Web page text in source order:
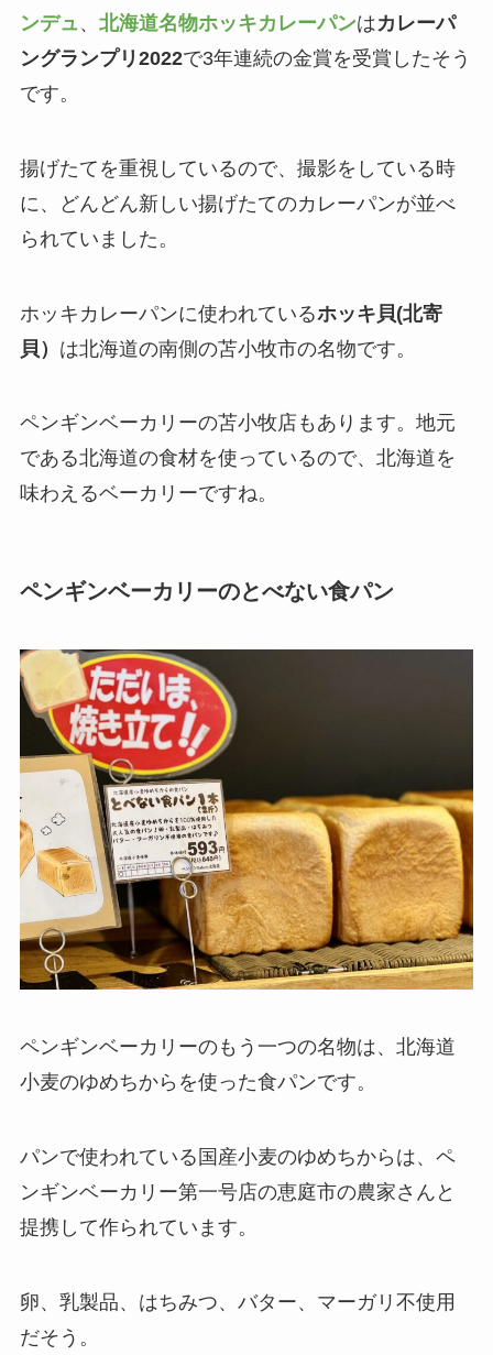
ンデュ 、 北海道名物ホッキカレーパンはカレーパ
ングランプリ2022で3年連続の金賞を受賞したそう
です。
揚げたてを重視しているので、撮影をしている時
に、どんどん新しい揚げたてのカレーパンが並べ
られていました。
ホッキカレーパンに使われているホッキ貝(北寄
貝） は北海道の南側の苫小牧市の名物です。
ペンギンベーカリーの苫小牧店もあります。地元
である北海道の食材を使っているので、北海道を
味わえるベーカリーですね。
ペンギンベーカリーのとべない食パン
ペンギンベーカリーのもう一つの名物は、北海道
小麦のゆめちからを使った食パンです。
パンで使われている国産小麦のゆめちからは、ペ
ンギンベーカリー第一号店の恵庭市の農家さんと
提携して作られています。
卵、乳製品、はちみつ、バター、マーガリ不使用
だそう。